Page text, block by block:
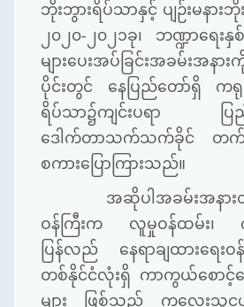
ဘိုးဘွားရိပ်သာနှင့် ပျဉ်းမနာ
၂၀၂၀- ၂၀၂၁ခု၊ ဘဏ္ဍာရေးနှစ်
များပေးအပ်ခြင်းအခမ်းအနား
ပိုင်းတွင်
နေပြည်တော်ရှိ
ကရု
ရိပ်သာ၌ကျင်းပရာ
ပ
ဒေါက်တာသက်သက်ခိုင်
တက်
စကားပြောကြားသည်။
အဆိုပါအခမ်းအနား
ဝန်ကြီးက
လူမှုဝန်ထမ်း၊
ပြန်လည်
နေရာချထားရေးဝ
တစ်နိုင်ငံလုံးရှိ ကာကွယ်စောင့်
များ
ဖြစ်သည့် ကလေးသူင